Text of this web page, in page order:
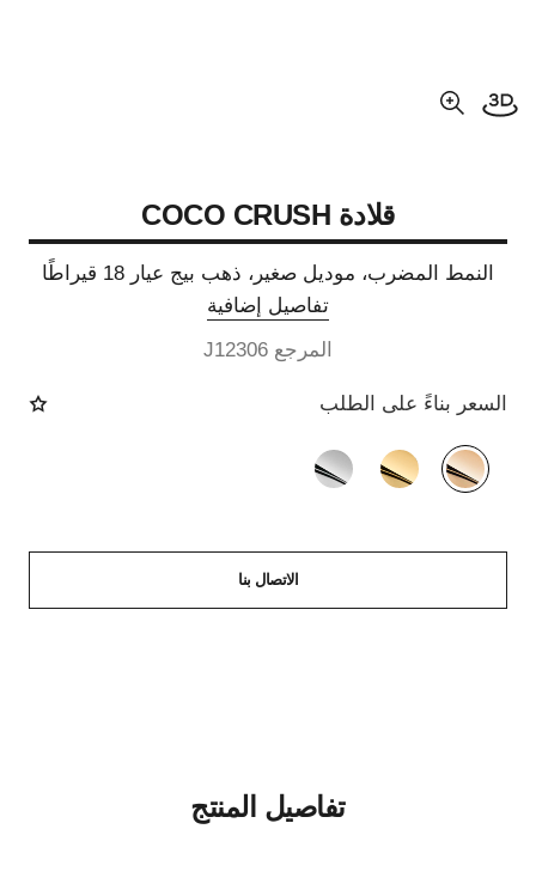
فتح العرض ثلاثي الأبعاد
عرض مكبّر عن الصورة
قلادة COCO CRUSH
النمط المضرب، موديل صغير، ذهب بيج عيار 18 قيراطًا
تفاصيل إضافية
المرجع J12306
السعر بناءً على الطلب
الصيغة البديلة(3)
الاتصال بنا
تفاصيل المنتج